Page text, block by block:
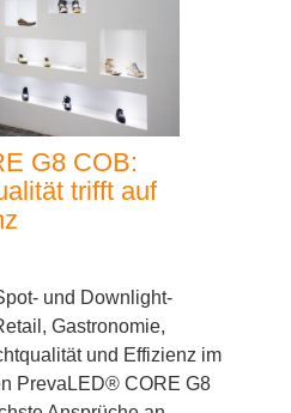
G8 COB:
trifft auf
und Downlight-
Gastronomie,
und Effizienz im
PrevaLED® CORE G8